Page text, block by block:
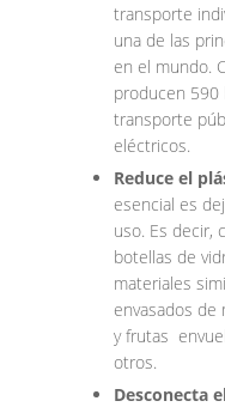
transporte
una de las
en el mundo.
producen 590
transporte
eléctricos.
Reduce el
esencial es
uso. Es decir,
botellas de
materiales
envasados de
y frutas
otros.
Desconecta